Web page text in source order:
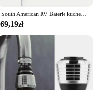
South American RV Baterie kuchenne Dwuportowy kran Kuchenny kran odporny na zachlapania Wymienne baterie zlewozmywakowe Akcesoria kuchenne
69,19zł